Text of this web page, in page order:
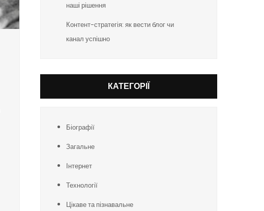
наші рішення
Контент-стратегія: як вести блог чи
канал успішно
КАТЕГОРІЇ
Біографії
Загальне
Інтернет
Технології
Цікаве та пізнавальне